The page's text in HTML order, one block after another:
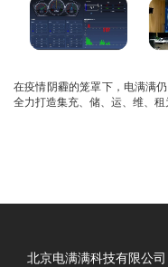
在疫情阴霾的笼罩下，电满满
全力打造集充、储、运、维、租
北京电满满科技有限公司